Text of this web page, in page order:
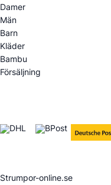
Damer
Män
Barn
Kläder
Bambu
Försäljning
Strumpor-online.se